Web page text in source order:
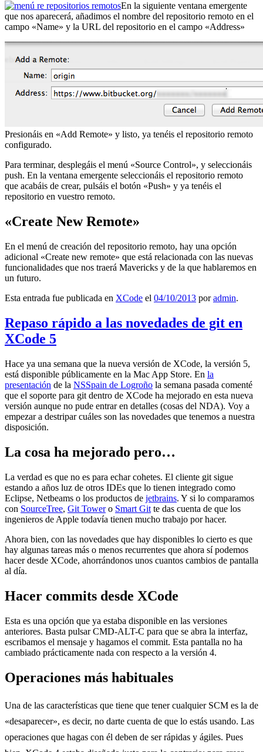
En la siguiente ventana emergente
que nos aparecerá, añadimos el nombre del repositorio remoto en el
campo «Name» y la URL del repositorio en el campo «Address»
Presionáis en «Add Remote» y listo, ya tenéis el repositorio remoto
configurado.
Para terminar, desplegáis el menú «Source Control», y seleccionáis
push. En la ventana emergente seleccionáis el repositorio remoto
que acabáis de crear, pulsáis el botón «Push» y ya tenéis el
repositorio en vuestro remoto.
«Create New Remote»
En el menú de creación del repositorio remoto, hay una opción
adicional «Create new remote» que está relacionada con las nuevas
funcionalidades que nos traerá Mavericks y de la que hablaremos en
un futuro.
Esta entrada fue publicada en XCode el 04/10/2013 poradmin.
Repaso rápido a las novedades de git en
XCode 5
Hace ya una semana que la nueva versión de XCode, la versión 5,
está disponible públicamente en la Mac App Store. En la
presentación de la NSSpain de Logroño la semana pasada comenté
que el soporte para git dentro de XCode ha mejorado en esta nueva
versión aunque no pude entrar en detalles (cosas del NDA). Voy a
empezar a destripar cuáles son las novedades que tenemos a nuestra
disposición.
La cosa ha mejorado pero…
La verdad es que no es para echar cohetes. El cliente git sigue
estando a años luz de otros IDEs que lo tienen integrado como
Eclipse, Netbeams o los productos de jetbrains. Y si lo comparamos
con SourceTree, Git Towero Smart Git te das cuenta de que los
ingenieros de Apple todavía tienen mucho trabajo por hacer.
Ahora bien, con las novedades que hay disponibles lo cierto es que
hay algunas tareas más o menos recurrentes que ahora sí podemos
hacer desde XCode, ahorrándonos unos cuantos cambios de pantalla
al día.
Hacer commits desde XCode
Esta es una opción que ya estaba disponible en las versiones
anteriores. Basta pulsar CMD-ALT-C para que se abra la interfaz,
escribamos el mensaje y hagamos el commit. Esta pantalla no ha
cambiado prácticamente nada con respecto a la versión 4.
Operaciones más habituales
Una de las características que tiene que tener cualquier SCM es la de
«desaparecer», es decir, no darte cuenta de que lo estás usando. Las
operaciones que hagas con él deben de ser rápidas y ágiles. Pues